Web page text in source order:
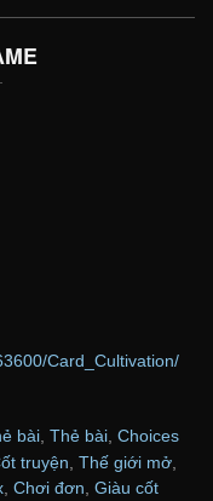
Card_Cultivation/
bài, Thẻ bài, Choices
truyện Thế giới mở
Chơi đơn Giàu cốt